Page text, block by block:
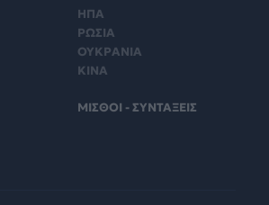
ΗΠΑ
ΡΩΣΙΑ
ΟΥΚΡΑΝΙΑ
ΚΙΝΑ
ΜΙΣΘΟΙ - ΣΥΝΤΑΞΕΙΣ